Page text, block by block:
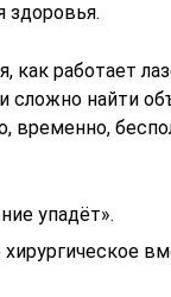
здоровья.
как работает
сложно найти
временно,
упадёт».